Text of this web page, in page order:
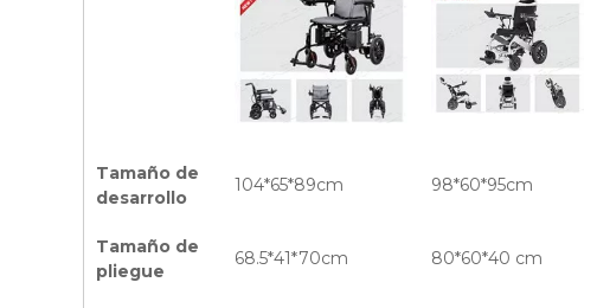
Tamaño de
desarrollo
104*65*89cm 98*60*95cm
Tamaño de
pliegue
68.5*41*70cm 80*60*40 cm